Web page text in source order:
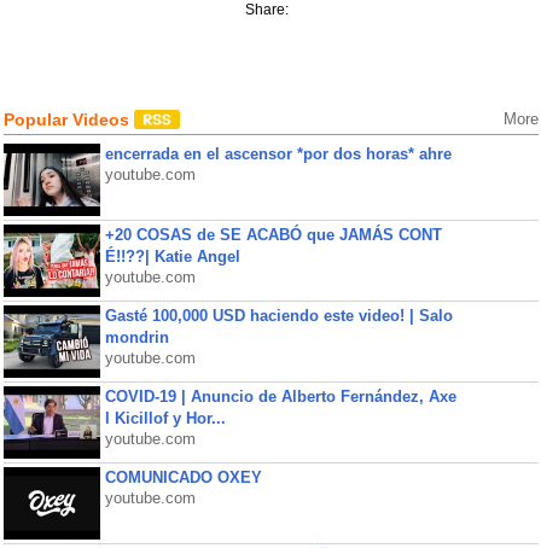
Share:
Popular Videos More
encerrada en el ascensor *por dos horas* ahre
youtube.com
+20 COSAS de SE ACABÓ que JAMÁS CONT
É!!??| Katie Angel
youtube.com
Gasté 100,000 USD haciendo este video! | Salo
mondrin
youtube.com
COVID-19 | Anuncio de Alberto Fernández, Axe
l Kicillof y Hor...
youtube.com
COMUNICADO OXEY
youtube.com